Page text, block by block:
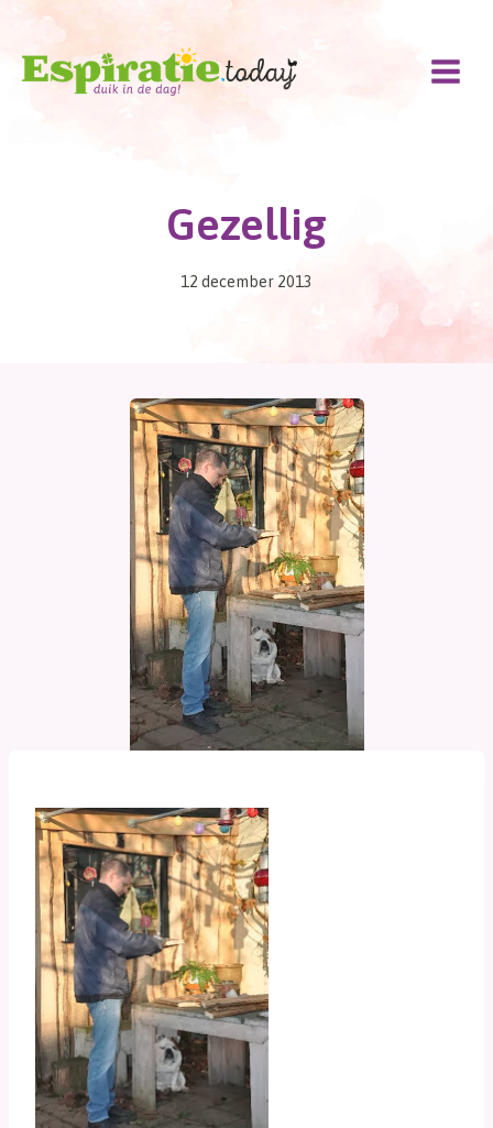
Doorgaan
inhoud
Gezellig
12 december 2013